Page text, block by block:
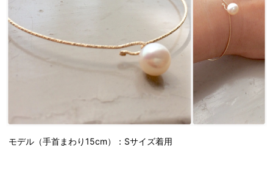
モデル（手首まわり15cm）：Sサイズ着用